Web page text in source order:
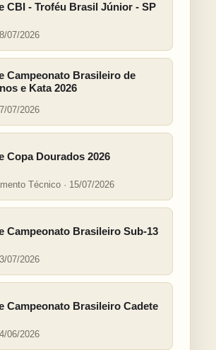
CBI - Troféu Brasil Júnior - SP
07/2026
Campeonato Brasileiro de
e Kata 2026
07/2026
Copa Dourados 2026
Técnico · 15/07/2026
Campeonato Brasileiro Sub-13
07/2026
Campeonato Brasileiro Cadete
06/2026